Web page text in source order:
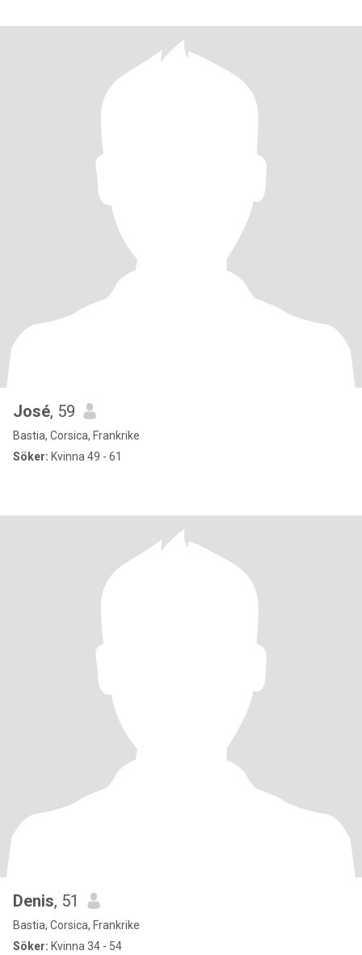
José, 59
Bastia, Corsica, Frankrike
Söker: Kvinna 49 - 61
Denis, 51
Bastia, Corsica, Frankrike
Söker: Kvinna 34 - 54